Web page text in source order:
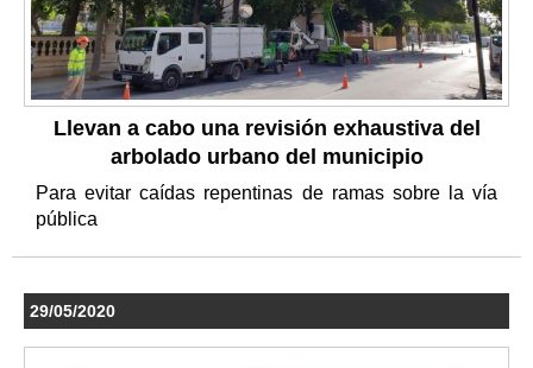
Llevan a cabo una revisión exhaustiva del
arbolado urbano del municipio
Para evitar caídas repentinas de ramas sobre la vía
pública
29/05/2020